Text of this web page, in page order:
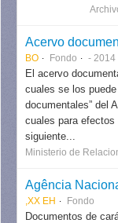
BO Fondo - 2014
El acervo
cuales se los
documentales” del
cuales para
siguiente...
Ministerio de
Agência
,XX EH Fondo
Documentos de